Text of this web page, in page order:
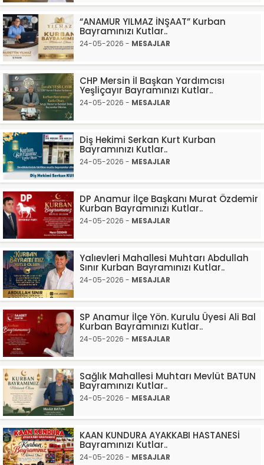
“ANAMUR YILMAZ İNŞAAT” Kurban
Bayramınızı Kutlar..
24-05-2026 - MESAJLAR
CHP Mersin İl Başkan Yardımcısı
Yeşliçayır Bayramınızı Kutlar..
24-05-2026 - MESAJLAR
Diş Hekimi Serkan Kurt Kurban
Bayramınızı Kutlar..
24-05-2026 - MESAJLAR
DP Anamur İlçe Başkanı Murat Özdemir
Kurban Bayramınızı Kutlar..
24-05-2026 - MESAJLAR
Yalıevleri Mahallesi Muhtarı Abdullah
Sınır Kurban Bayramınızı Kutlar..
24-05-2026 - MESAJLAR
SP Anamur İlçe Yön. Kurulu Üyesi Ali Bal
Kurban Bayramınızı Kutlar..
24-05-2026 - MESAJLAR
Sağlık Mahallesi Muhtarı Mevlüt BATUN
Bayramınızı Kutlar..
24-05-2026 - MESAJLAR
KAAN KUNDURA AYAKKABI HASTANESİ
Bayramınızı Kutlar..
24-05-2026 - MESAJLAR